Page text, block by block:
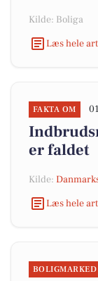
Kilde: Boliga
Læs hele
FAKTA OM
er faldet
Kilde:
Læs hele
BOLIGMARKED